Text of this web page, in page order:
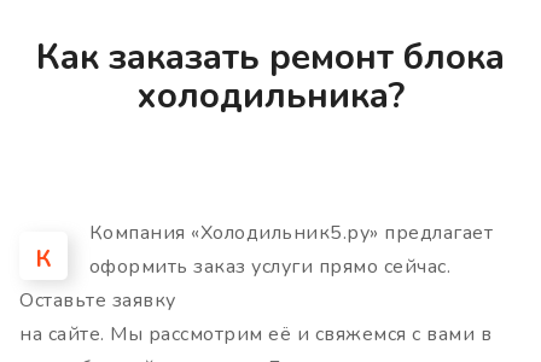
Как заказать ремонт блока
холодильника?
К
Компания «Холодильник5.ру» предлагает
оформить заказ услуги прямо сейчас.
Оставьте заявку
на сайте. Мы рассмотрим её и свяжемся с вами в